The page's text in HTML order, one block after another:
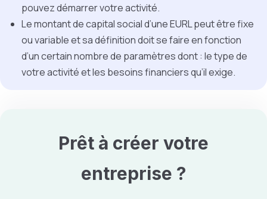
pouvez démarrer votre activité.
Le montant de capital social d’une EURL peut être fixe
ou variable et sa définition doit se faire en fonction
d’un certain nombre de paramètres dont : le type de
votre activité et les besoins financiers qu’il exige.
Prêt à créer votre
entreprise ?